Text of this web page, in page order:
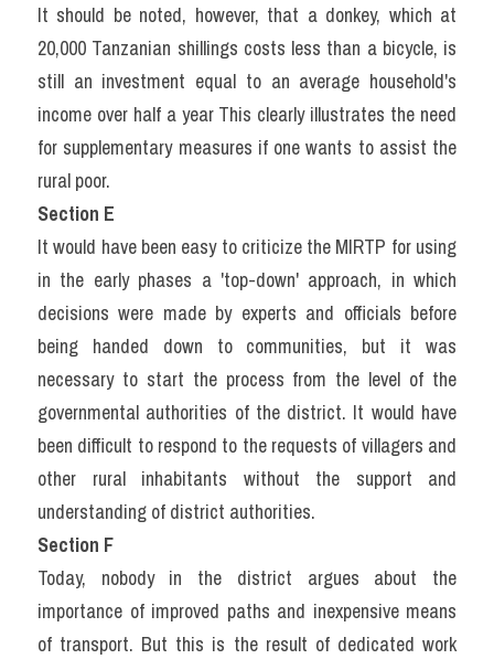
It should be noted, however, that a donkey, which at
20,000 Tanzanian shillings costs less than a bicycle, is
still an investment equal to an average household's
income over half a year This clearly illustrates the need
for supplementary measures if one wants to assist the
rural poor.
Section E
It would have been easy to criticize the MIRTP for using
in the early phases a 'top-down' approach, in which
decisions were made by experts and officials before
being handed down to communities, but it was
necessary to start the process from the level of the
governmental authorities of the district. It would have
been difficult to respond to the requests of villagers and
other rural inhabitants without the support and
understanding of district authorities.
Section F
Today, nobody in the district argues about the
importance of improved paths and inexpensive means
of transport. But this is the result of dedicated work